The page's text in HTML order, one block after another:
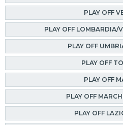
PLAY OFF
PLAY OFF LOMBARDIA/
PLAY OFF
PLAY OFF
PLAY OFF
PLAY OFF
PLAY OFF